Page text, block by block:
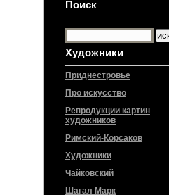
Поиск
Художники
Приднестровье
Про искусство
Репродукции картин
художников
Римский-Корсаков
Художники
Чайковский
Шагал Марк